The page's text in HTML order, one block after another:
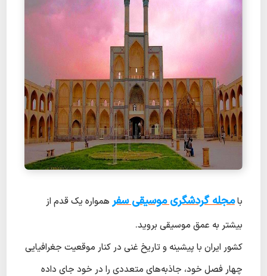
بامجله گردشگری موسیقی سفر همواره یک قدم از
بیشتر به عمق موسیقی بروید.
کشور ایران با پیشینه و تاریخ غنی در کنار موقعیت جغرافیایی
چهار فصل خود، جاذبه‌های متعددی را در خود جای داده